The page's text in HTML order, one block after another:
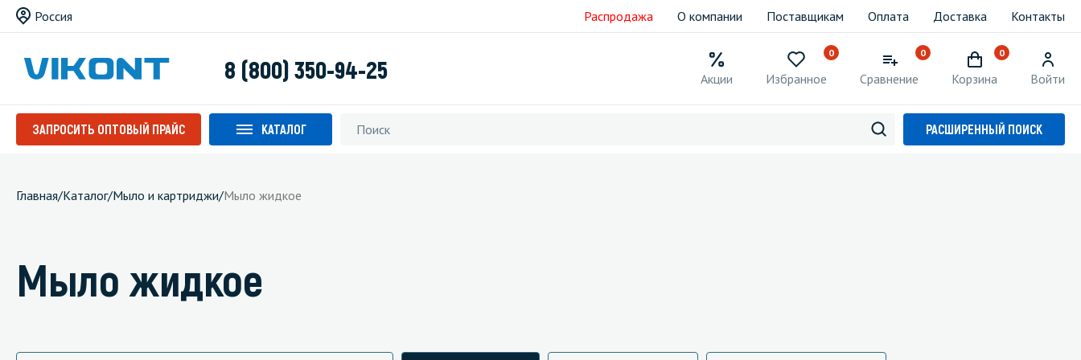
Россия Распродажа О компании Поставщикам Оплата Доставка Контакты
8 (800) 350-94-25 Акции
0
Избранное
0
Сравнение
0
Корзина Войти
ЗАПРОСИТЬ ОПТОВЫЙ ПРАЙС КАТАЛОГ РАСШИРЕННЫЙ ПОИСК
Главная/Каталог/Мыло и картриджи/Мыло жидкое
Мыло жидкое